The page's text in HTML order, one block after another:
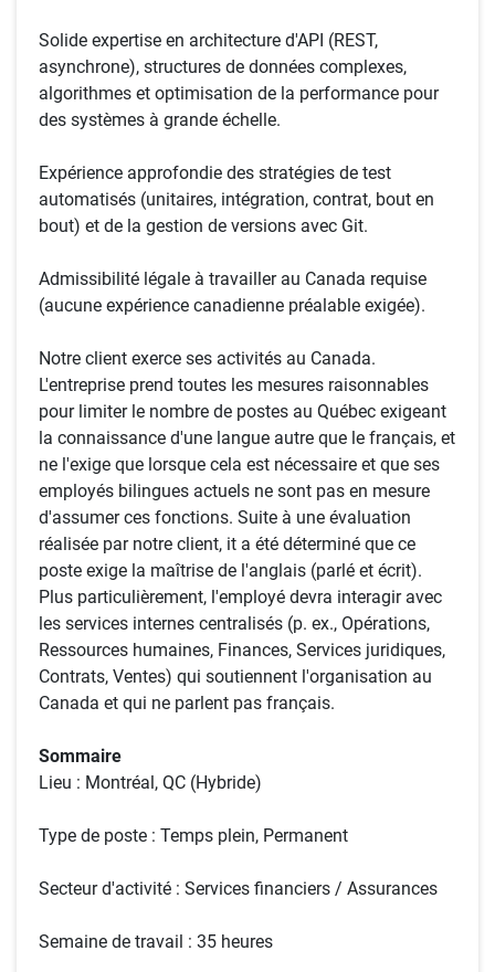
Solide expertise en architecture d'API (REST,
asynchrone), structures de données complexes,
algorithmes et optimisation de la performance pour
des systèmes à grande échelle.
Expérience approfondie des stratégies de test
automatisés (unitaires, intégration, contrat, bout en
bout) et de la gestion de versions avec Git.
Admissibilité légale à travailler au Canada requise
(aucune expérience canadienne préalable exigée).
Notre client exerce ses activités au Canada.
L'entreprise prend toutes les mesures raisonnables
pour limiter le nombre de postes au Québec exigeant
la connaissance d'une langue autre que le français, et
ne l'exige que lorsque cela est nécessaire et que ses
employés bilingues actuels ne sont pas en mesure
d'assumer ces fonctions. Suite à une évaluation
réalisée par notre client, it a été déterminé que ce
poste exige la maîtrise de l'anglais (parlé et écrit).
Plus particulièrement, l'employé devra interagir avec
les services internes centralisés (p. ex., Opérations,
Ressources humaines, Finances, Services juridiques,
Contrats, Ventes) qui soutiennent l'organisation au
Canada et qui ne parlent pas français.
Sommaire
Lieu : Montréal, QC (Hybride)
Type de poste : Temps plein, Permanent
Secteur d'activité : Services financiers / Assurances
Semaine de travail : 35 heures